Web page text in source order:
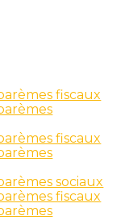
fiscaux
fiscaux
sociaux
fiscaux